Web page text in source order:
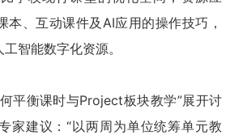
本、互动课件及AI应用的操作技巧，
工智能数字化资源。
平衡课时与Project板块教学”展开讨
家建议：“以两周为单位统筹单元教